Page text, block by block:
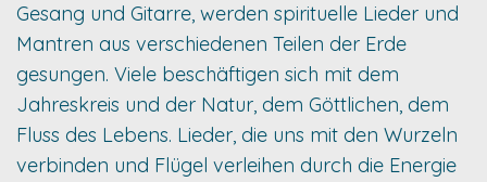
Gesang und Gitarre, werden spirituelle Lieder und
Mantren aus verschiedenen Teilen der Erde
gesungen. Viele beschäftigen sich mit dem
Jahreskreis und der Natur, dem Göttlichen, dem
Fluss des Lebens. Lieder, die uns mit den Wurzeln
verbinden und Flügel verleihen durch die Energie